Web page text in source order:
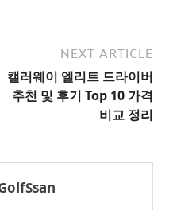
NEXT ARTICLE
캘러웨이 엘리트 드라이버
추천 및 후기 Top 10 가격
비교 정리